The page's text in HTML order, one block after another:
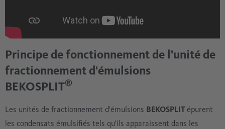
Principe de fonctionnement de l'unité de
fractionnement d'émulsions
BEKOSPLIT®
Les unités de fractionnement d'émulsions BEKOSPLIT épurent
les condensats émulsifiés tels qu'ils apparaissent dans les